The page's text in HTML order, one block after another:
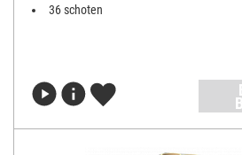
36 schoten